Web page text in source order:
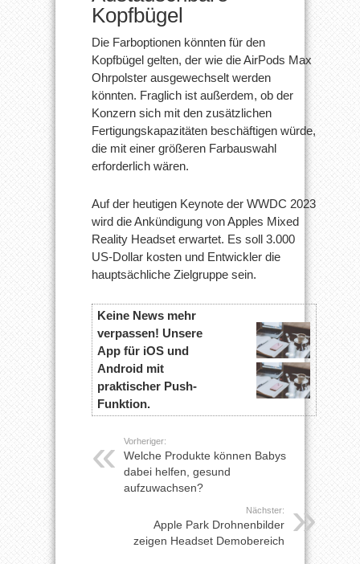
Kopfbügel
Die Farboptionen könnten für den
Kopfbügel gelten, der wie die AirPods Max
Ohrpolster ausgewechselt werden
könnten. Fraglich ist außerdem, ob der
Konzern sich mit den zusätzlichen
Fertigungskapazitäten beschäftigen würde,
die mit einer größeren Farbauswahl
erforderlich wären.
Auf der heutigen Keynote der WWDC 2023
wird die Ankündigung von Apples Mixed
Reality Headset erwartet. Es soll 3.000
US-Dollar kosten und Entwickler die
hauptsächliche Zielgruppe sein.
Keine News mehr
verpassen! Unsere
App für iOS und
Android mit
praktischer Push-
Funktion.
Vorheriger:
Welche Produkte können Babys
dabei helfen, gesund
aufzuwachsen?
Nächster:
Apple Park Drohnenbilder
zeigen Headset Demobereich